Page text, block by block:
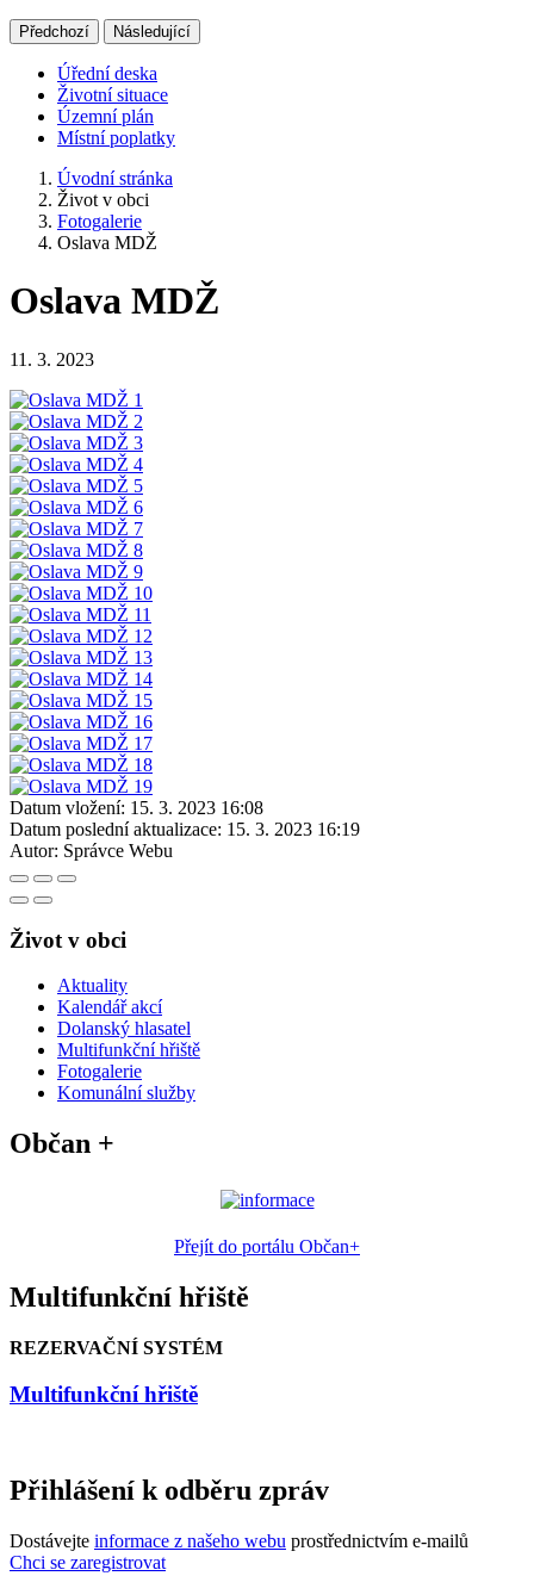
Předchozí Následující
Úřední deska
Životní situace
Územní plán
Místní poplatky
Úvodní stránka
Život v obci
Fotogalerie
Oslava MDŽ
Oslava MDŽ
11. 3. 2023
Datum vložení: 15. 3. 2023 16:08
Datum poslední aktualizace: 15. 3. 2023 16:19
Autor: Správce Webu
Život v obci
Aktuality
Kalendář akcí
Dolanský hlasatel
Multifunkční hřiště
Fotogalerie
Komunální služby
Občan +
Přejít do portálu Občan+
Multifunkční hřiště
REZERVAČNÍ SYSTÉM
Multifunkční hřiště
Přihlášení k odběru zpráv
Dostávejte informace z našeho webu prostřednictvím e-mailů
Chci se zaregistrovat